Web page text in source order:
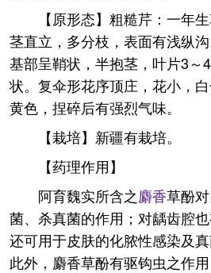
【原形态】粗糙芹：一年
茎直立，多分枝，表面有浅纵
基部呈鞘状，半抱茎，叶片3～
状。复伞形花序顶庄，花小，
黄色，捏碎后有强烈气味。
【栽培】新疆有栽培。
【药理作用】
阿育魏实所含之麝香草酚
菌、杀真菌的作用；对龋齿腔也
还可用于皮肤的化脓性感染及真
此外，麝香草酚有驱钩虫之作